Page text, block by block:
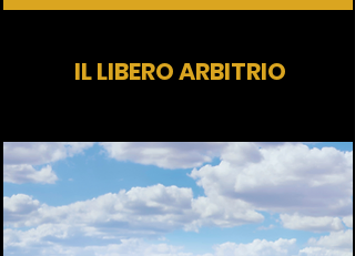
IL LIBERO ARBITRIO